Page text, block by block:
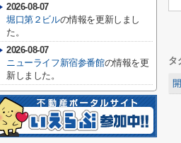
タ
2026-08-07
堀口第２ビルの情報を更新しまし
た。
2026-08-07
ニューライフ新宿参番館の情報を更
新しました。